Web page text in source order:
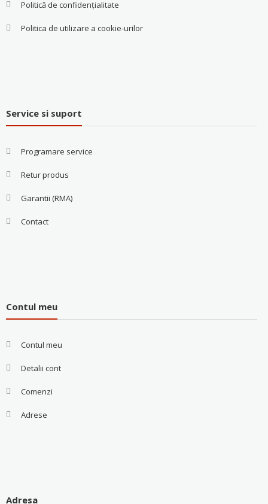
Politică de confidențialitate
Politica de utilizare a cookie-urilor
Service si suport
Programare service
Retur produs
Garantii (RMA)
Contact
Contul meu
Contul meu
Detalii cont
Comenzi
Adrese
Adresa